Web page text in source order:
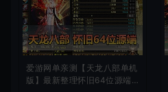
爱游网单亲测【天龙八部单机
版】最新整理怀旧64位源端